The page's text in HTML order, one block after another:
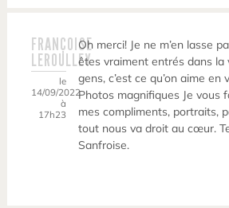
FRANÇOISE
LEROULLEY
le
14/09/2022
à
17h23
Oh merci! Je ne m’en lasse
êtes vraiment entrés dans la
gens, c’est ce qu’on aime en
Photos magnifiques Je vous
mes compliments, portraits,
tout nous va droit au cœur.
Sanfroise.